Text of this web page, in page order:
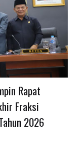
Rapat
Fraksi
2026